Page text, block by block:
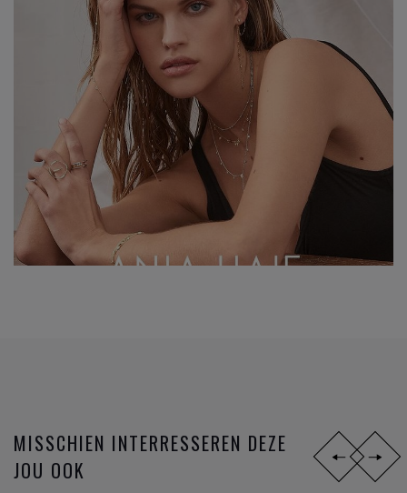
MISSCHIEN INTERRESSEREN DEZE
JOU OOK